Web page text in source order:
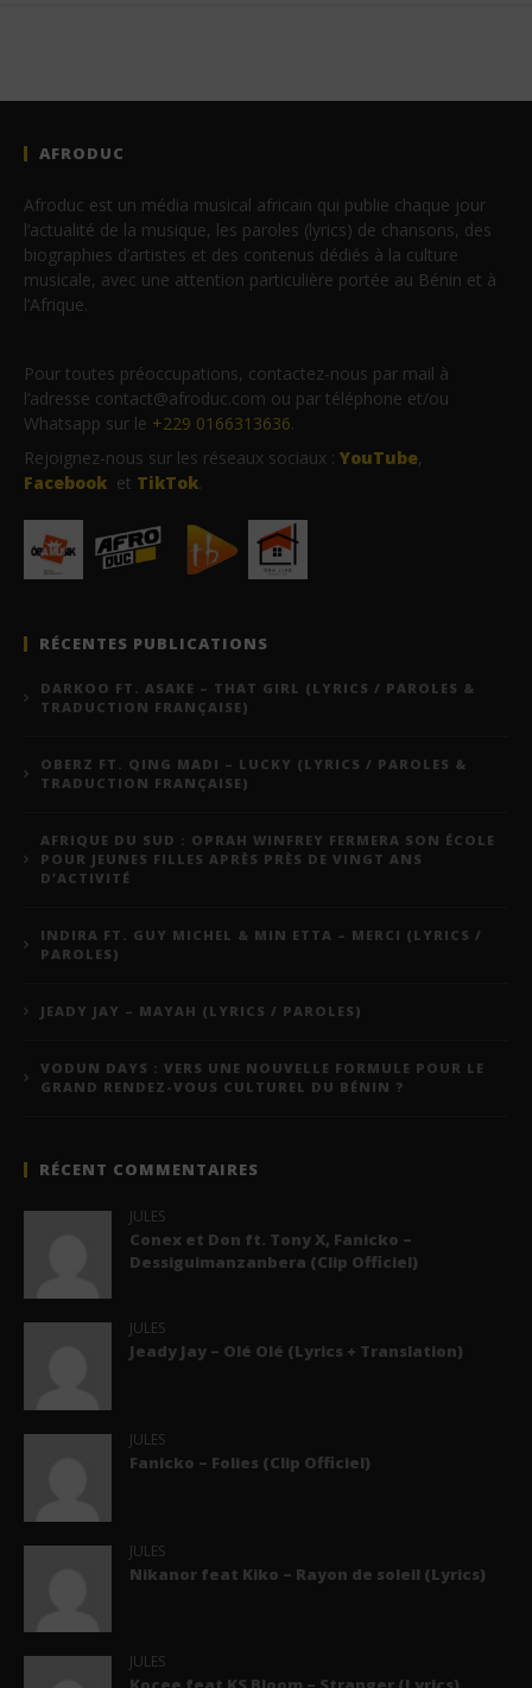
AFRODUC
Afroduc est un média musical africain qui publie chaque jour
l’actualité de la musique, les paroles (lyrics) de chansons, des
biographies d’artistes et des contenus dédiés à la culture
musicale, avec une attention particulière portée au Bénin et à
l’Afrique.
Pour toutes préoccupations, contactez-nous par mail à
l’adresse contact@afroduc.com ou par téléphone et/ou
Whatsapp sur le +229 0166313636.
Rejoignez-nous sur les réseaux sociaux : YouTube,
Facebook et TikTok.
RÉCENTES PUBLICATIONS
DARKOO FT. ASAKE – THAT GIRL (LYRICS / PAROLES &
TRADUCTION FRANÇAISE)
OBERZ FT. QING MADI – LUCKY (LYRICS / PAROLES &
TRADUCTION FRANÇAISE)
AFRIQUE DU SUD : OPRAH WINFREY FERMERA SON ÉCOLE
POUR JEUNES FILLES APRÈS PRÈS DE VINGT ANS
D’ACTIVITÉ
INDIRA FT. GUY MICHEL & MIN ETTA – MERCI (LYRICS /
PAROLES)
JEADY JAY – MAYAH (LYRICS / PAROLES)
VODUN DAYS : VERS UNE NOUVELLE FORMULE POUR LE
GRAND RENDEZ-VOUS CULTUREL DU BÉNIN ?
RÉCENT COMMENTAIRES
JULES
Conex et Don ft. Tony X, Fanicko –
Dessiguimanzanbera (Clip Officiel)
JULES
Jeady Jay – Olé Olé (Lyrics + Translation)
JULES
Fanicko – Folies (Clip Officiel)
JULES
Nikanor feat Kiko – Rayon de soleil (Lyrics)
JULES